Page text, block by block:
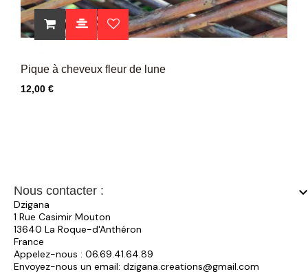
Pique à cheveux fleur de lune
Prix
12,00 €
Nous contacter :
Dzigana
1 Rue Casimir Mouton
13640 La Roque-d'Anthéron
France
Appelez-nous : 06.69.41.64.89
Envoyez-nous un email: dzigana.creations@gmail.com